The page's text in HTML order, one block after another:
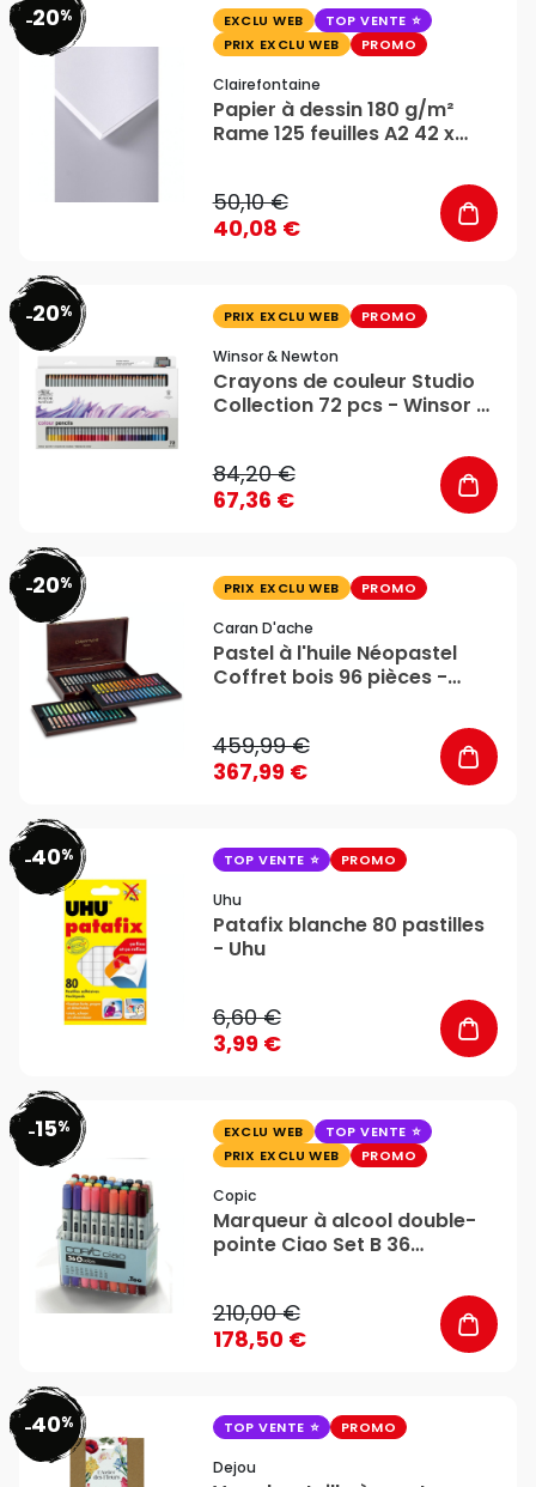
-20% EXCLU WEB
TOP VENTE
PRIX EXCLU WEB
PROMO
Clairefontaine
Papier à dessin 180 g/m²
Rame 125 feuilles A2 42 x
50,10 €
40,08 €
-20% PRIX EXCLU WEB PROMO
Winsor & Newton
Crayons de couleur Studio
Collection 72 pcs - Winsor &
84,20 €
67,36 €
-20% PRIX EXCLU WEB PROMO
Caran D'ache
Pastel à l'huile Néopastel
Coffret bois 96 pièces -
459,99 €
367,99 €
-40% TOP VENTE PROMO
Uhu
Patafix blanche 80 pastilles
- Uhu
6,60 €
3,99 €
-15% EXCLU WEB
TOP VENTE
PRIX EXCLU WEB
PROMO
Copic
Marqueur à alcool double-
pointe Ciao Set B 36
210,00 €
178,50 €
-40% TOP VENTE PROMO
Dejou